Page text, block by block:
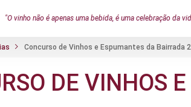
"O vinho não é apenas uma bebida, é uma celebração da
Concurso de Vinhos e Espumantes da Bairrada
DE VINHOS